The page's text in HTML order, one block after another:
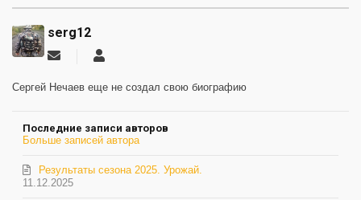
serg12
Подписаться
обновление
Сергей Нечаев еще не создал свою биографию
Последние записи авторов
Больше записей автора
11.12.2025
Результаты сезона 2025. Урожай.